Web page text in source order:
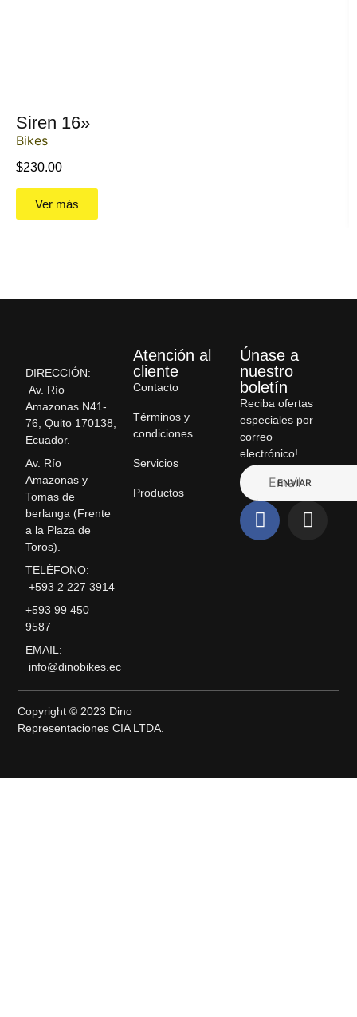
Siren 16»
Bikes
$230.00
Ver más
DIRECCIÓN:
Av. Río
Amazonas N41-
76, Quito 170138,
Ecuador.
Av. Río
Amazonas y
Tomas de
berlanga (Frente
a la Plaza de
Toros).
TELÉFONO:
+593 2 227 3914
+593 99 450
9587
EMAIL:
info@dinobikes.ec
Atención al
cliente
Contacto
Términos y
condiciones
Servicios
Productos
Únase a
nuestro
boletín
Reciba ofertas
especiales por
correo
electrónico!
ENVIAR
Copyright © 2023 Dino
Representaciones CIA LTDA.